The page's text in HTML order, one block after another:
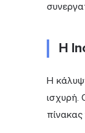
Η
Η
ισχυρή.
πίνακας